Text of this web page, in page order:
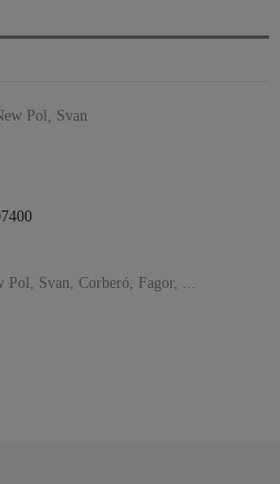
Pol, Svan
Svan, Corberó, Fagor, ...